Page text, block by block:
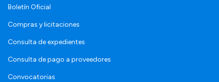
Boletín Oficial
Compras y licitaciones
Consulta de expedientes
Consulta de pago a proveedores
Convocatorias